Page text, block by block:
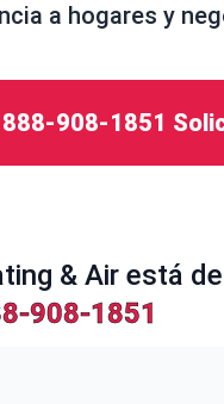
a hogares y
888-908-1851
& Air está
908-1851